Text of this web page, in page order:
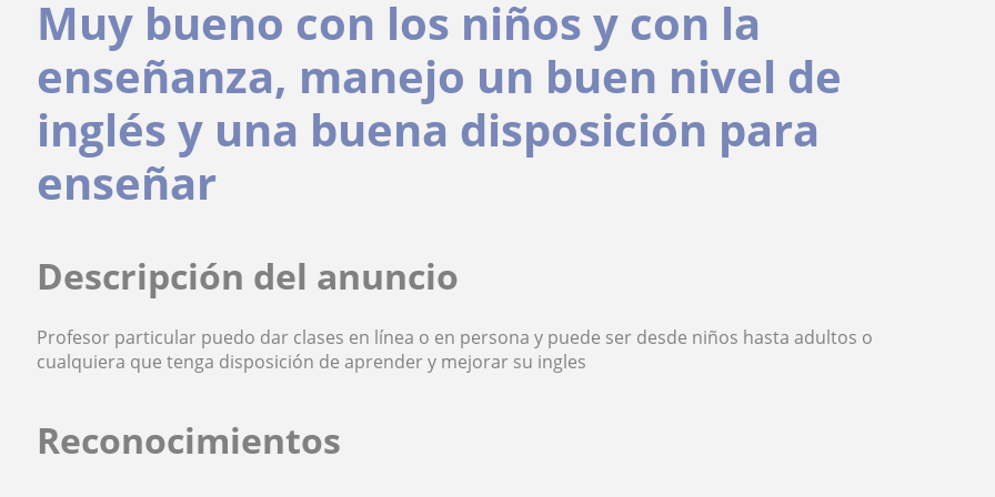
Muy bueno con los niños y con la
enseñanza, manejo un buen nivel de
inglés y una buena disposición para
enseñar
Descripción del anuncio
Profesor particular puedo dar clases en línea o en persona y puede ser desde niños hasta adultos o
cualquiera que tenga disposición de aprender y mejorar su ingles
Reconocimientos